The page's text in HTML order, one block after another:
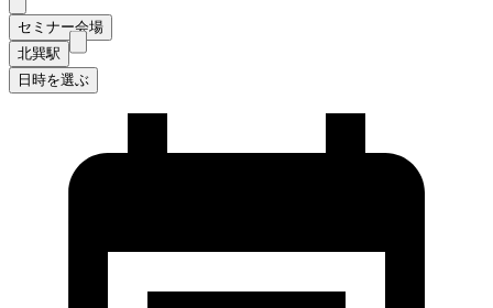
セミナー会場
北巽駅
日時を選ぶ